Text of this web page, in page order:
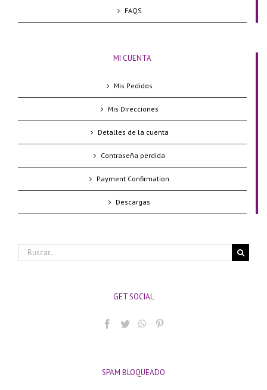
FAQS
MI CUENTA
Mis Pedidos
Mis Direcciones
Detalles de la cuenta
Contraseña perdida
Payment Confirmation
Descargas
Buscar:
GET SOCIAL
SPAM BLOQUEADO